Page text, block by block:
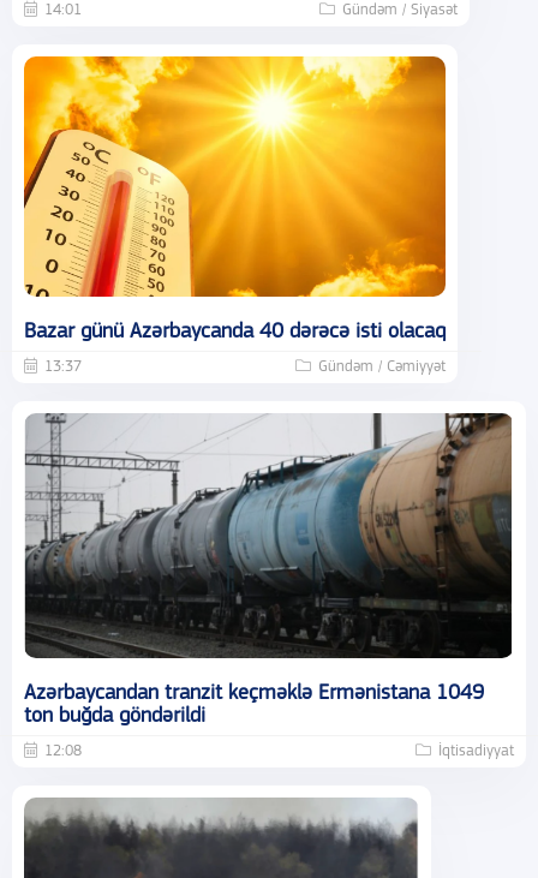
14:01 Gündəm / Siyasət
Bazar günü Azərbaycanda 40 dərəcə isti olacaq
13:37 Gündəm / Cəmiyyət
Azərbaycandan tranzit keçməklə Ermənistana 1049
ton buğda göndərildi
12:08 İqtisadiyyat